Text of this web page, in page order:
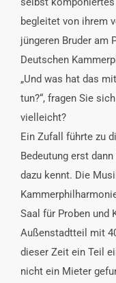
begleitet von ihrem
jüngeren Bruder am
Deutschen
„Und was hat das
tun?“, fragen Sie
vielleicht?
Ein Zufall führte zu
Bedeutung erst
dazu kennt. Die
Saal für Proben und
Außenstadtteil mit
dieser Zeit ein Teil
nicht ein Mieter